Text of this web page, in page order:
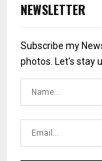
NEWSLETTER
Subscribe my
photos. Let's stay